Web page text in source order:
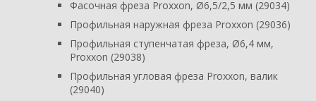
Фасочная фреза Proxxon, Ø6,5/2,5 мм (29034)
Профильная наружная фреза Proxxon (29036)
Профильная ступенчатая фреза, Ø6,4 мм,
Proxxon (29038)
Профильная угловая фреза Proxxon, валик
(29040)